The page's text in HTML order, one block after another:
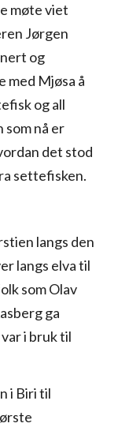
møte viet
Jørgen
og
med Mjøsa å
og all
som nå er
det stod
settefisken.
langs den
langs elva til
som Olav
ga
i bruk til
i Biri til